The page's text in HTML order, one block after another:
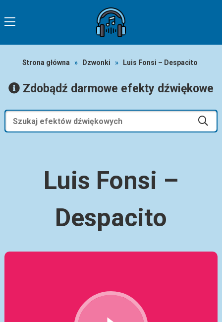
Strona główna » Dzwonki » Luis Fonsi – Despacito
Zdobądź darmowe efekty dźwiękowe
Luis Fonsi –
Despacito